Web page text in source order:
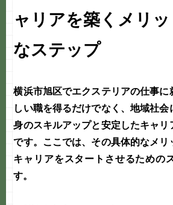
ャリアを築くメリ
なステップ
横浜市旭区でエクステリアの仕事
しい職を得るだけでなく、地域社会
身のスキルアップと安定したキャ
です。ここでは、その具体的なメ
キャリアをスタートさせるための
す。